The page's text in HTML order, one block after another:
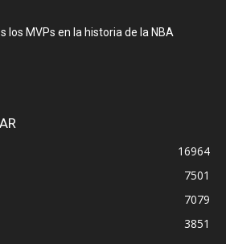
los MVPs en la historia de la NBA
16964
7501
7079
3851